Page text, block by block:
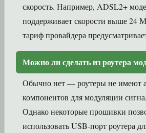
скорость. Например, ADSL2+
поддерживает скорости выше 24
тариф провайдера
Можно ли сделать из роутера
Обычно нет — роутеры не имеют
компонентов для модуляции
Однако некоторые прошивки
использовать USB-порт роутера